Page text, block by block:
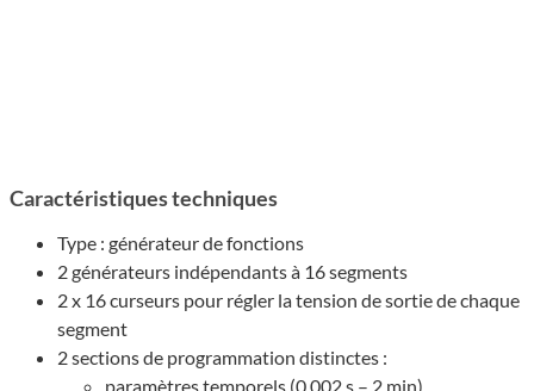
Caractéristiques techniques
Type : générateur de fonctions
2 générateurs indépendants à 16 segments
2 x 16 curseurs pour régler la tension de sortie de chaque
segment
2 sections de programmation distinctes :
paramètres temporels (0,002 s – 2 min)